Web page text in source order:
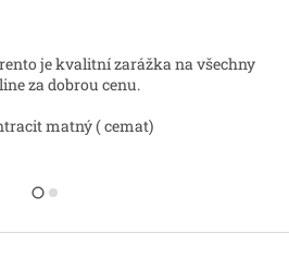
je kvalitní zarážka na všechny
za dobrou cenu.
matný ( cemat)